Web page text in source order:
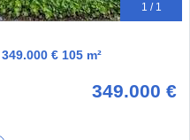
1 / 1
€ 105 m²
349.000 €